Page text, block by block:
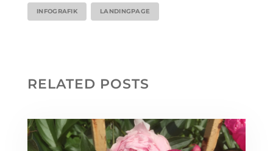
INFOGRAFIK LANDINGPAGE
RELATED POSTS